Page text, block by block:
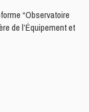
“Observatoire
de l’Équipement et